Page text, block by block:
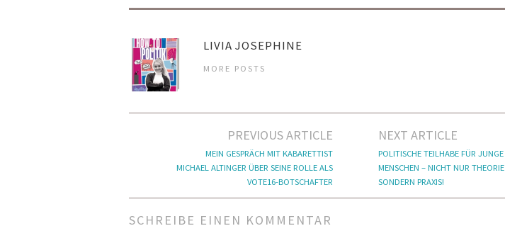
LIVIA JOSEPHINE
MORE POSTS
Navigation
PREVIOUS ARTICLE
MEIN GESPRÄCH MIT KABARETTIST
MICHAEL ALTINGER ÜBER SEINE ROLLE ALS
VOTE16-BOTSCHAFTER
NEXT ARTICLE
POLITISCHE TEILHABE FÜR JUNGE
MENSCHEN – NICHT NUR THEORIE,
SONDERN PRAXIS!
SCHREIBE EINEN KOMMENTAR